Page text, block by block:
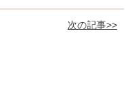
次の記事>>